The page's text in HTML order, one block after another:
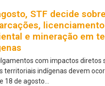
STF decide sobre
licenciamento
e mineração em
com impactos diretos
territoriais indígenas devem
18 de agosto...